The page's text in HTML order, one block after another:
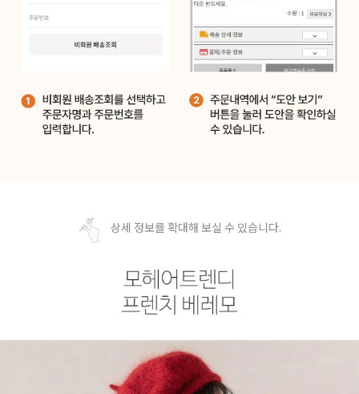
상세 정보를 확대해 보실 수 있습니다.